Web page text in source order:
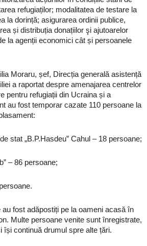
refugiaților; modalitatea de testare la
la dorință; asigurarea ordinii publice,
și distribuția donațiilor şi ajutoarelor
la agenții economici cât și persoanele
Moraru, șef, Direcția generală asistență
a raportat despre amenajarea centrelor
pentru refugiații din Ucraina și a
au fost temporar cazate 110 persoane la
stat „B.P.Hasdeu” Cahul – 18 persoane;
– 86 persoane;
fost adăpostiți pe la oameni acasă în
Multe persoane venite sunt înregistrate,
își continuă drumul spre alte țări.